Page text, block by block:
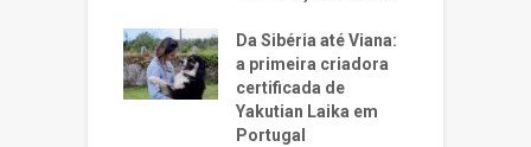
Da Sibéria até Viana:
a primeira criadora
certificada de
Yakutian Laika em
Portugal